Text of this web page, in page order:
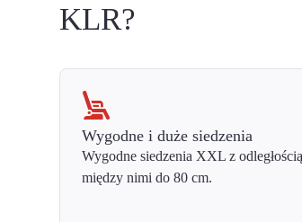
KLR?
Wygodne i duże siedzenia
Wygodne siedzenia XXL z odległością
między nimi do 80 cm.